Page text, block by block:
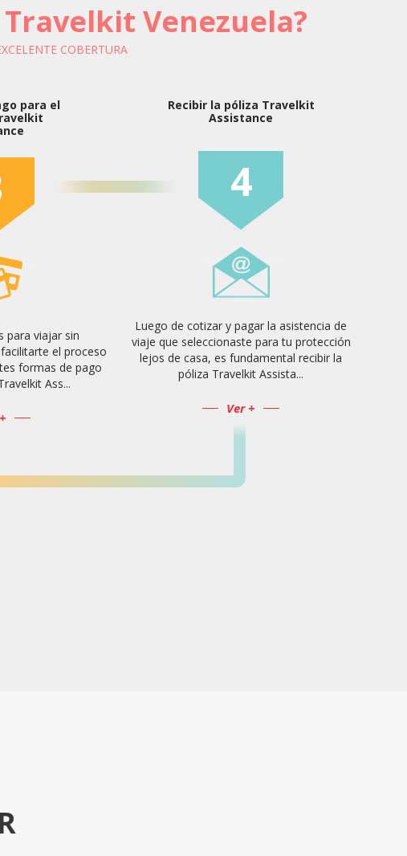
Venezuela?
COBERTURA
para el
para viajar sin
el proceso
formas de pago
Ass...
Recibir la póliza Travelkit
Assistance
4
Luego de cotizar y pagar la asistencia de
viaje que seleccionaste para tu protección
lejos de casa, es fundamental recibir la
póliza Travelkit Assista...
Ver +